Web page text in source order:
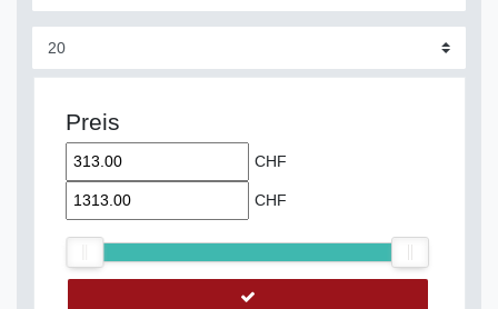
Preis
CHF
CHF